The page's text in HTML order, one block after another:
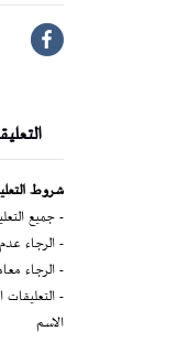
شروط
- جميع
- الرجاء
- الرجاء
-
الاسم